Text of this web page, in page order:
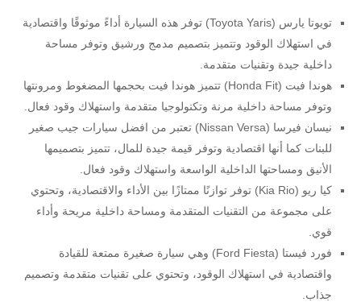
تويوتا يارس (Toyota Yaris) توفر هذه السيارة أداءً موثوقًا واقتصادية
في استهلاك الوقود وتتميز بتصميم مدمج ورشيق وتوفر مساحة
داخلية جيدة وتقنيات متقدمة.
هوندا فيت (Honda Fit) تتميز هوندا فيت بحجمها المضغوط ومرونتها
وتوفر مساحة داخلية مرنة وتكنولوجيا متقدمة واستهلاك وقود فعال.
نيسان فيرسا (Nissan Versa) تعتبر من افضل سيارات جيب صغير
للبنات كما أنها اقتصادية وتوفر قيمة جيدة للمال، تتميز بتصميمها
الأنيق ومساحتها الداخلية الواسعة واستهلاك وقود فعال.
كيا ريو (Kia Rio) توفر توازنًا ممتازًا بين الأداء والاقتصادية، وتحتوي
على مجموعة من التقنيات المتقدمة ومساحة داخلية مريحة وأداء
قوي.
فورد فيستا (Ford Fiesta) وهي سيارة صغيرة ممتعة للقيادة
واقتصادية في استهلاك الوقود، وتحتوي على تقنيات متقدمة وتصميم
جذاب.